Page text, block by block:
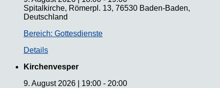
Spitalkirche, Römerpl. 13, 76530 Baden-Baden,
Deutschland
Bereich: Gottesdienste
Details
Kirchenvesper
9. August 2026
19:00 - 20:00